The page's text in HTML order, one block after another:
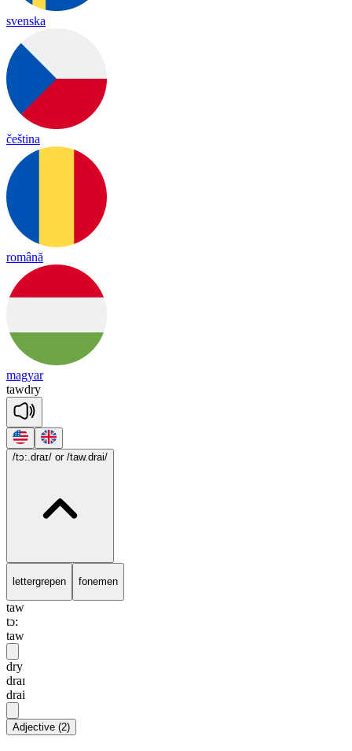
svenska
čeština
română
magyar
tawdry
/tɔ:.draɪ/ or /taw.drai/
lettergrepen fonemen
taw
tɔ:
taw
dry
draɪ
drai
Adjective (2)